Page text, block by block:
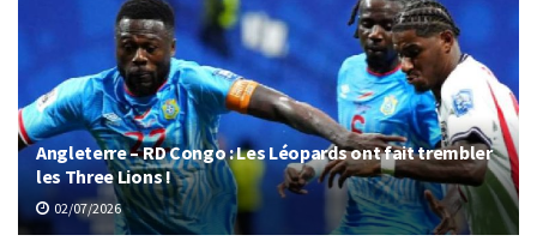
Angleterre – RD Congo : Les Léopards ont fait trembler
les Three Lions !
02/07/2026